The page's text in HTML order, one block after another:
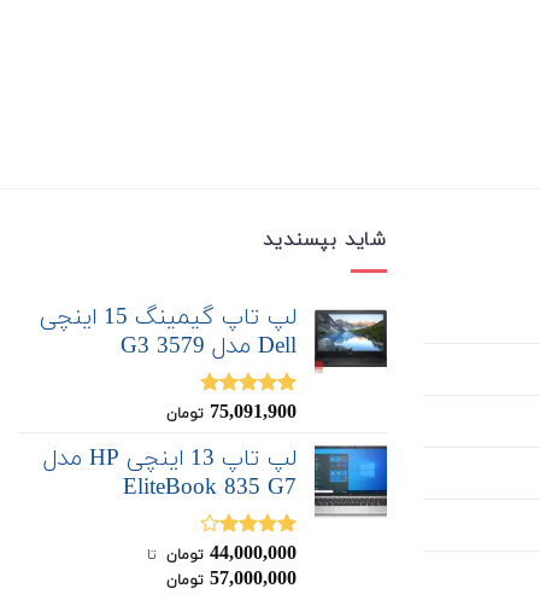
شاید بپسندید
لپ تاپ گیمینگ 15 اینچی
Dell مدل G3 3579
نمره5.00
75,091,900 تومان
لپ تاپ 13 اینچی HP مدل
EliteBook 835 G7
نمره
4.00 از 5
44,000,000 تومان ‌ تا ‌
57,000,000 تومان